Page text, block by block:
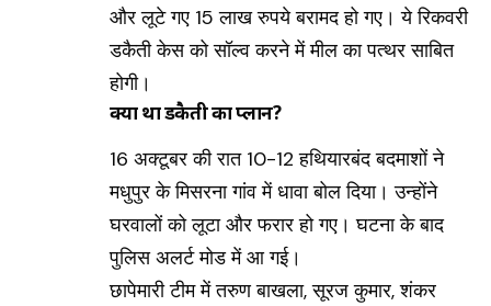
और लूटे गए 15 लाख रुपये बरामद हो गए। ये रिकवरी
डकैती केस को सॉल्व करने में मील का पत्थर साबित
होगी।
क्या था डकैती का प्लान?
16 अक्टूबर की रात 10-12 हथियारबंद बदमाशों ने
मधुपुर के मिसरना गांव में धावा बोल दिया। उन्होंने
घरवालों को लूटा और फरार हो गए। घटना के बाद
पुलिस अलर्ट मोड में आ गई।
छापेमारी टीम में तरुण बाखला, सूरज कुमार, शंकर